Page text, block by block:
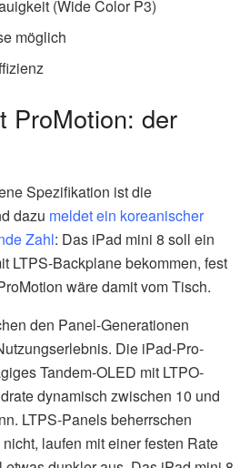
(Wide Color P3)
möglich
ProMotion: der
Spezifikation ist die
dazu meldet ein koreanischer
Zahl: Das iPad mini 8 soll ein
LTPS-Backplane bekommen, fest
wäre damit vom Tisch.
den Panel-Generationen
Die iPad-Pro-
Tandem-OLED mit LTPO-
dynamisch zwischen 10 und
LTPS-Panels beherrschen
laufen mit einer festen Rate